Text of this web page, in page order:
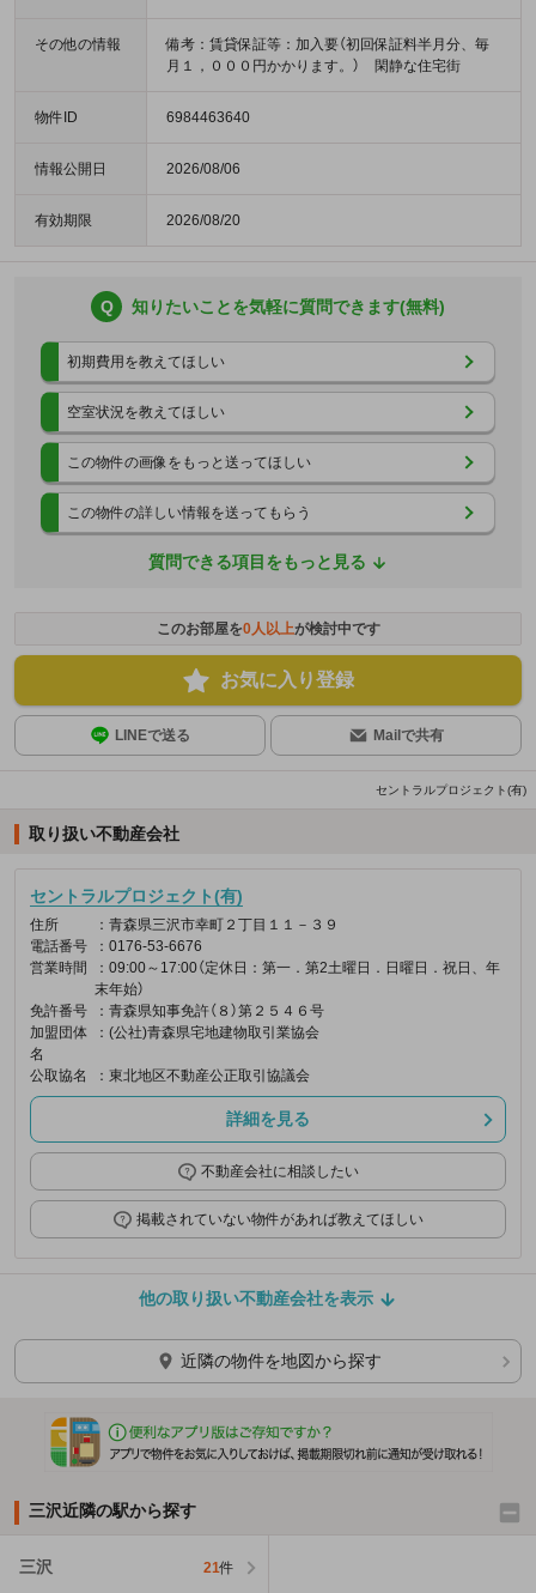
その他の情報
備考：賃貸保証等：加入要（初回保証料半月分、毎
月１，０００円かかります。） 閑静な住宅街
物件ID 6984463640
情報公開日 2026/08/06
有効期限 2026/08/20
Q 知りたいことを気軽に質問できます(無料)
初期費用を教えてほしい
空室状況を教えてほしい
この物件の画像をもっと送ってほしい
この物件の詳しい情報を送ってもらう
質問できる項目をもっと見る
このお部屋を0人以上が検討中です
お気に入り登録
LINEで送る Mailで共有
セントラルプロジェクト(有)
取り扱い不動産会社
セントラルプロジェクト(有)
住所
：青森県三沢市幸町２丁目１１－３９
電話番号
：0176-53-6676
営業時間
：09:00～17:00（定休日：第一．第2土曜日．日曜日．祝日、年
末年始）
免許番号
：青森県知事免許（８）第２５４６号
加盟団体
名
：(公社)青森県宅地建物取引業協会
公取協名 ：東北地区不動産公正取引協議会
詳細を見る
不動産会社に相談したい
掲載されていない物件があれば教えてほしい
他の取り扱い不動産会社を表示
近隣の物件を地図から探す
三沢近隣の駅から探す
三沢 21件